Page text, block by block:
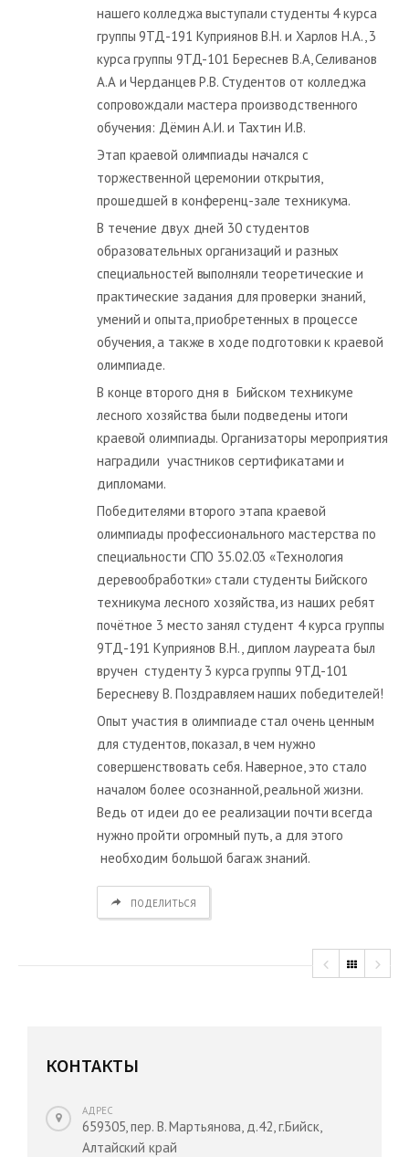
нашего колледжа выступали студенты 4 курса
группы 9ТД-191 Куприянов В.Н. и Харлов Н.А., 3
курса группы 9ТД-101 Береснев В.А, Селиванов
А.А и Черданцев Р.В. Студентов от колледжа
сопровождали мастера производственного
обучения: Дёмин А.И. и Тахтин И.В.
Этап краевой олимпиады начался с
торжественной церемонии открытия,
прошедшей в конференц-зале техникума.
В течение двух дней 30 студентов
образовательных организаций и разных
специальностей выполняли теоретические и
практические задания для проверки знаний,
умений и опыта, приобретенных в процессе
обучения, а также в ходе подготовки к краевой
олимпиаде.
В конце второго дня в Бийском техникуме
лесного хозяйства были подведены итоги
краевой олимпиады. Организаторы мероприятия
наградили участников сертификатами и
дипломами.
Победителями второго этапа краевой
олимпиады профессионального мастерства по
специальности СПО 35.02.03 «Технология
деревообработки» стали студенты Бийского
техникума лесного хозяйства, из наших ребят
почётное 3 место занял студент 4 курса группы
9ТД-191 Куприянов В.Н., диплом лауреата был
вручен студенту 3 курса группы 9ТД-101
Бересневу В. Поздравляем наших победителей!
Опыт участия в олимпиаде стал очень ценным
для студентов, показал, в чем нужно
совершенствовать себя. Наверное, это стало
началом более осознанной, реальной жизни.
Ведь от идеи до ее реализации почти всегда
нужно пройти огромный путь, а для этого
необходим большой багаж знаний.
ПОДЕЛИТЬСЯ
КОНТАКТЫ
АДРЕС
659305, пер. В. Мартьянова, д.42, г.Бийск,
Алтайский край